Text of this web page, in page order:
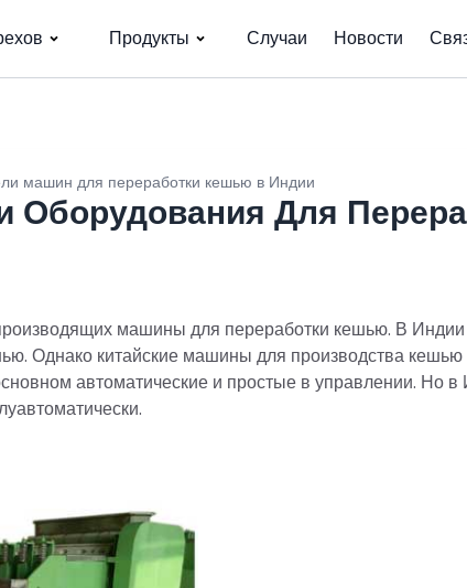
Продукты Случаи Новости
машин для переработки кешью в Индии
Оборудования Для
машины для переработки кешью. В Индии
Однако китайские машины для производства
автоматические и простые в управлении. Но